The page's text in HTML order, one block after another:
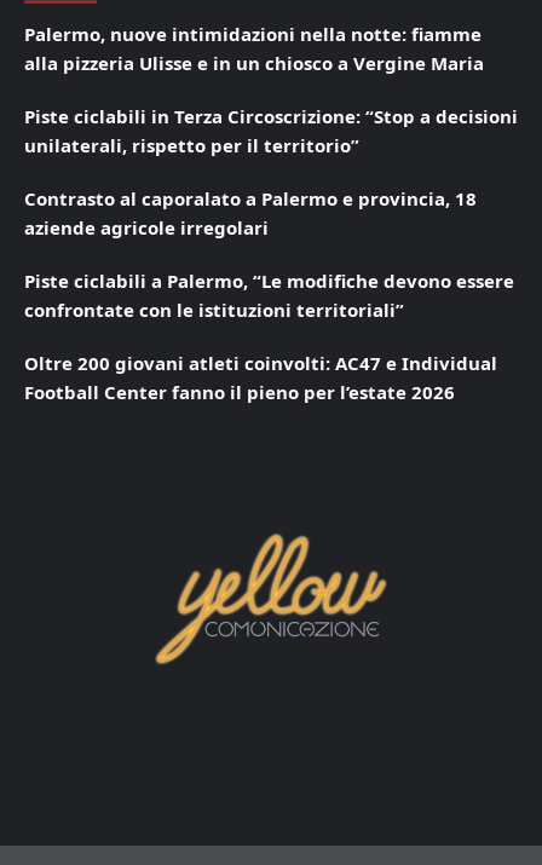
Palermo, nuove intimidazioni nella notte: fiamme
alla pizzeria Ulisse e in un chiosco a Vergine Maria
Piste ciclabili in Terza Circoscrizione: “Stop a decisioni
unilaterali, rispetto per il territorio”
Contrasto al caporalato a Palermo e provincia, 18
aziende agricole irregolari
Piste ciclabili a Palermo, “Le modifiche devono essere
confrontate con le istituzioni territoriali”
Oltre 200 giovani atleti coinvolti: AC47 e Individual
Football Center fanno il pieno per l’estate 2026